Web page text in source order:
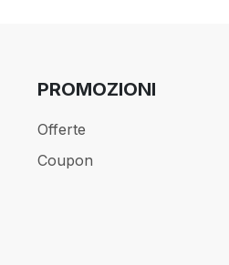
PROMOZIONI
Offerte
Coupon